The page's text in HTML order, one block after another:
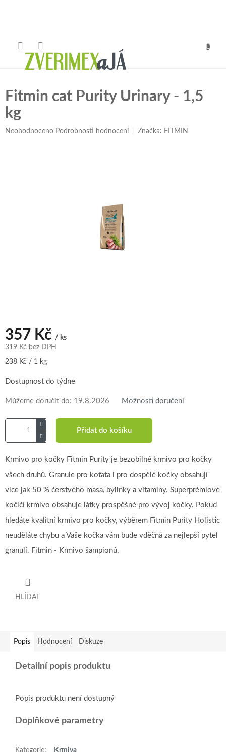
Fitmin cat Purity Urinary - 1,5
kg
Průměrné
Neohodnoceno Podrobnosti hodnocení Značka: FITMIN
357 Kč / ks
319 Kč bez DPH
Měrná
238 Kč / 1 kg
Dostupnost do týdne
Můžeme doručit do: 19.8.2026 Možnosti doručení
Přidat do košíku
Krmivo pro kočky Fitmin Purity je bezobilné krmivo pro kočky
všech druhů. Granule pro koťata i pro dospělé kočky obsahují
více jak 50 % čerstvého masa, bylinky a vitamíny. Superprémiové
kočičí krmivo obsahuje látky prospěšné pro vývoj kočky. Pokud
hledáte kvalitní krmivo pro kočky, výběrem Fitmin Purity Holistic
neuděláte chybu a Vaše kočka vám bude vděčná za nejlepší pytel
granulí. Fitmin - Krmivo šampionů.
HLÍDAT
Popis Hodnocení Diskuze
Detailní popis produktu
Popis produktu není dostupný
Doplňkové parametry